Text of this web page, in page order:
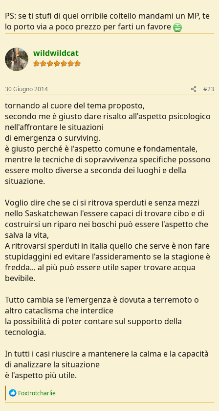
PS: se ti stufi di quel orribile coltello mandami un MP, te
lo porto via a poco prezzo per farti un favore
wildwildcat
30 Giugno 2014 #23
tornando al cuore del tema proposto,
secondo me è giusto dare risalto all'aspetto psicologico
nell'affrontare le situazioni
di emergenza o surviving.
è giusto perché è l'aspetto comune e fondamentale,
mentre le tecniche di sopravvivenza specifiche possono
essere molto diverse a seconda dei luoghi e della
situazione.
Voglio dire che se ci si ritrova sperduti e senza mezzi
nello Saskatchewan l'essere capaci di trovare cibo e di
costruirsi un riparo nei boschi può essere l'aspetto che
salva la vita,
A ritrovarsi sperduti in italia quello che serve è non fare
stupidaggini ed evitare l'assideramento se la stagione è
fredda... al più può essere utile saper trovare acqua
bevibile.
Tutto cambia se l'emergenza è dovuta a terremoto o
altro cataclisma che interdice
la possibilità di poter contare sul supporto della
tecnologia.
In tutti i casi riuscire a mantenere la calma e la capacità
di analizzare la situazione
è l'aspetto più utile.
R
Foxtrotcharlie